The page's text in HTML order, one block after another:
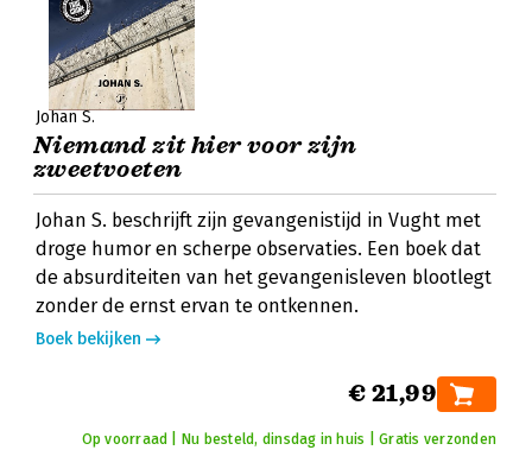
Johan S.
Niemand zit hier voor zijn
zweetvoeten
Johan S. beschrijft zijn gevangenistijd in Vught met
droge humor en scherpe observaties. Een boek dat
de absurditeiten van het gevangenisleven blootlegt
zonder de ernst ervan te ontkennen.
Boek bekijken
€ 21,99
Op voorraad | Nu besteld, dinsdag in huis | Gratis verzonden